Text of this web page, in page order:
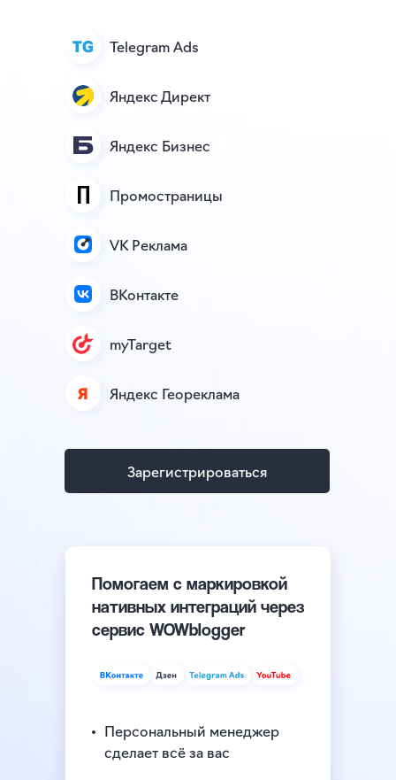
Telegram Ads
VK Реклама
Промостраницы
Яндекс Директ
ВКонтакте
Зарегистрироваться
Яндекс Геореклама
Помогаем с маркировкой
нативных интеграций через
сервис WOWblogger
Яндекс Бизнес
myTarget
Персональный менеджер
сделает всё за вас